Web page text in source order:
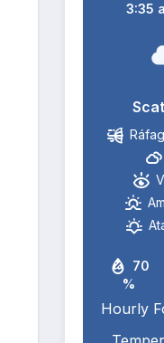
3:35
70
%
Hourly